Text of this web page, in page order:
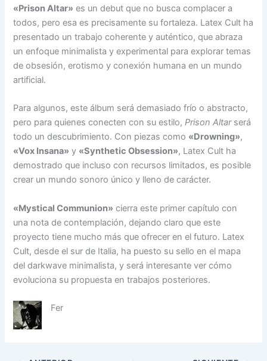
«Prison Altar» es un debut que no busca complacer a
todos, pero esa es precisamente su fortaleza. Latex Cult ha
presentado un trabajo coherente y auténtico, que abraza
un enfoque minimalista y experimental para explorar temas
de obsesión, erotismo y conexión humana en un mundo
artificial.
Para algunos, este álbum será demasiado frío o abstracto,
pero para quienes conecten con su estilo,Prison Altarserá
todo un descubrimiento. Con piezas como «Drowning»,
«Vox Insana» y «Synthetic Obsession», Latex Cult ha
demostrado que incluso con recursos limitados, es posible
crear un mundo sonoro único y lleno de carácter.
«Mystical Communion» cierra este primer capítulo con
una nota de contemplación, dejando claro que este
proyecto tiene mucho más que ofrecer en el futuro. Latex
Cult, desde el sur de Italia, ha puesto su sello en el mapa
del darkwave minimalista, y será interesante ver cómo
evoluciona su propuesta en trabajos posteriores.
Fer